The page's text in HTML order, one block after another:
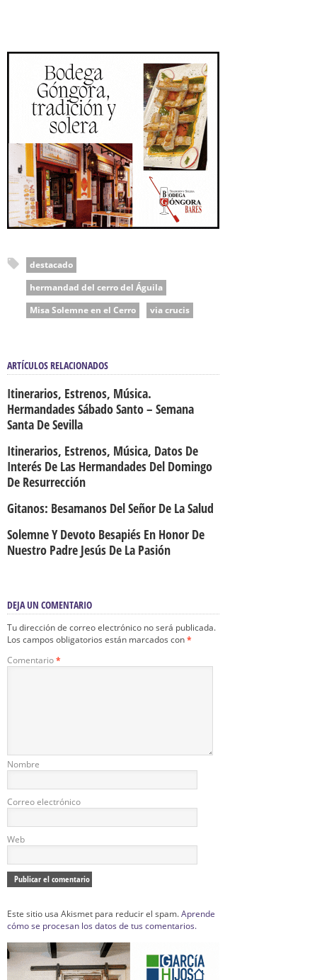
destacado
hermandad del cerro del Águila
Misa Solemne en el Cerro
via crucis
ARTÍCULOS RELACIONADOS
Itinerarios, Estrenos, Música.
Hermandades Sábado Santo – Semana
Santa De Sevilla
Itinerarios, Estrenos, Música, Datos De
Interés De Las Hermandades Del Domingo
De Resurrección
Gitanos: Besamanos Del Señor De La Salud
Solemne Y Devoto Besapiés En Honor De
Nuestro Padre Jesús De La Pasión
DEJA UN COMENTARIO
Tu dirección de correo electrónico no será publicada.
Los campos obligatorios están marcados con*
Comentario*
Nombre
Correo electrónico
Web
Este sitio usa Akismet para reducir el spam.Aprende
cómo se procesan los datos de tus comentarios.